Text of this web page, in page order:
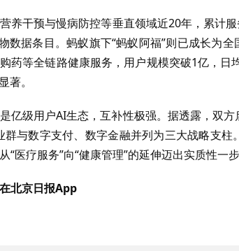
养干预与慢病防控等垂直领域近20年，累计
数据条目。蚂蚁旗下“蚂蚁阿福”则已成长为
药等全链路健康服务，用户规模突破1亿，日
著。
亿级用户AI生态，互补性极强。据透露，双
与数字支付、数字金融并列为三大战略支
医疗服务”向“健康管理”的延伸迈出实质性一步
北京日报App